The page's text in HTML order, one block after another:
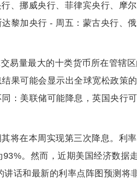
、挪威央行、菲律宾央行、摩尔
黎加央行 - 周五：蒙古央行、俄
易量最大的十类货币所在管辖
果可能会显示出全球宽松政策
：美联储可能降息，英国央行
将在本周实现第三次降息。利
。然而，近期美国经济数据
话和最新的利率点阵图预测将